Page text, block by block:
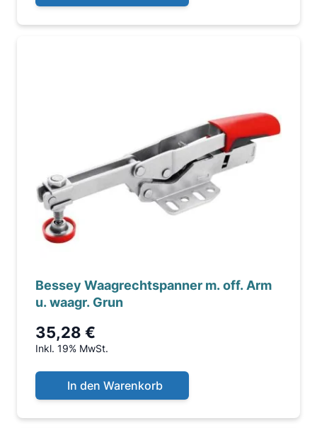
Bessey Waagrechtspanner m. off. Arm
u. waagr. Grun
35,28 €
Inkl. 19% MwSt.
In den Warenkorb